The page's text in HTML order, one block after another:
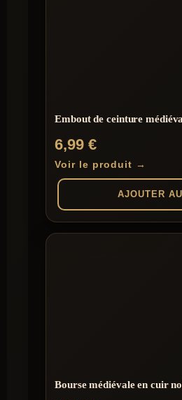
Embout de ceinture
6,99 €
Voir le produit →
AJOUTER
Bourse médiévale en cuir